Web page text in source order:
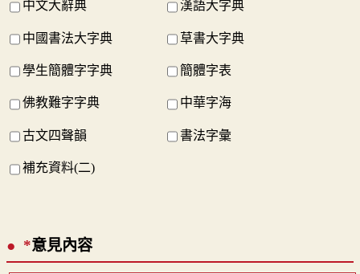
中文大辭典 漢語大字典
中國書法大字典 草書大字典
學生簡體字字典 簡體字表
佛教難字字典 中華字海
古文四聲韻 書法字彙
補充資料(二)
*意見內容